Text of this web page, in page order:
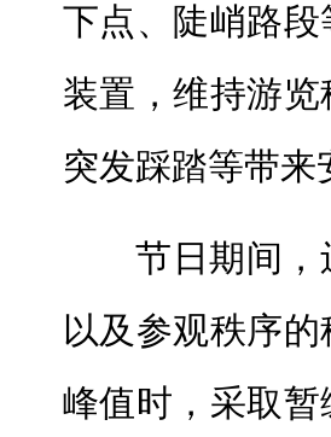
下点、陡峭路
装置，维持游
突发踩踏等带来
节日期间，
以及参观秩序
峰值时，采取